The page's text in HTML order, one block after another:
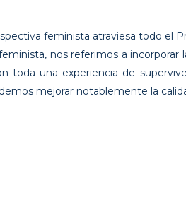
feminista atraviesa todo el
nos referimos a incorporar
toda una experiencia de
mejorar notablemente la